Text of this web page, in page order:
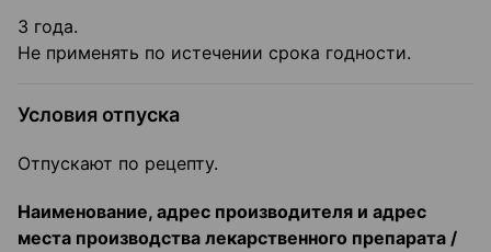
3 года.
Не применять по истечении срока годности.
Условия отпуска
Отпускают по рецепту.
Наименование, адрес производителя и адрес
места производства лекарственного препарата /